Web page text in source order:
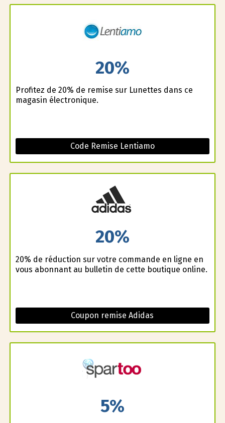
20%
Profitez de 20% de remise sur Lunettes dans ce
magasin électronique.
Code Remise Lentiamo
20%
20% de réduction sur votre commande en ligne en
vous abonnant au bulletin de cette boutique online.
Coupon remise Adidas
5%